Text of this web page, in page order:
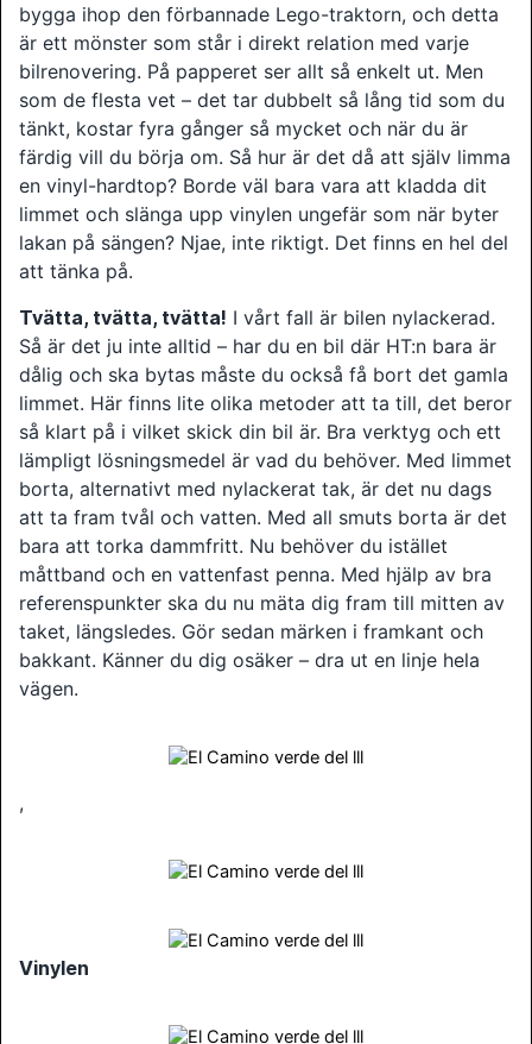
bygga ihop den förbannade Lego-traktorn, och detta
är ett mönster som står i direkt relation med varje
bilrenovering. På papperet ser allt så enkelt ut. Men
som de flesta vet – det tar dubbelt så lång tid som du
tänkt, kostar fyra gånger så mycket och när du är
färdig vill du börja om. Så hur är det då att själv limma
en vinyl-hardtop? Borde väl bara vara att kladda dit
limmet och slänga upp vinylen ungefär som när byter
lakan på sängen? Njae, inte riktigt. Det finns en hel del
att tänka på.
Tvätta, tvätta, tvätta! I vårt fall är bilen nylackerad.
Så är det ju inte alltid – har du en bil där HT:n bara är
dålig och ska bytas måste du också få bort det gamla
limmet. Här finns lite olika metoder att ta till, det beror
så klart på i vilket skick din bil är. Bra verktyg och ett
lämpligt lösningsmedel är vad du behöver. Med limmet
borta, alternativt med nylackerat tak, är det nu dags
att ta fram tvål och vatten. Med all smuts borta är det
bara att torka dammfritt. Nu behöver du istället
måttband och en vattenfast penna. Med hjälp av bra
referenspunkter ska du nu mäta dig fram till mitten av
taket, längsledes. Gör sedan märken i framkant och
bakkant. Känner du dig osäker – dra ut en linje hela
vägen.
,
Vinylen